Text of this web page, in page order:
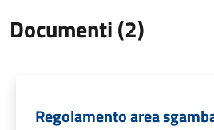
Documenti (2)
Regolamento area